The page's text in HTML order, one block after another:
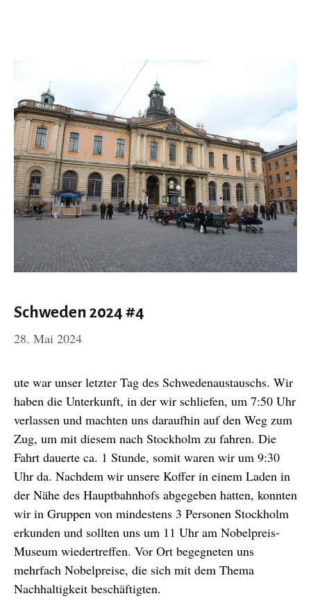
Schweden 2024 #4
28. Mai 2024
ute war unser letzter Tag des Schwedenaustauschs. Wir
haben die Unterkunft, in der wir schliefen, um 7:50 Uhr
verlassen und machten uns daraufhin auf den Weg zum
Zug, um mit diesem nach Stockholm zu fahren. Die
Fahrt dauerte ca. 1 Stunde, somit waren wir um 9:30
Uhr da. Nachdem wir unsere Koffer in einem Laden in
der Nähe des Hauptbahnhofs abgegeben hatten, konnten
wir in Gruppen von mindestens 3 Personen Stockholm
erkunden und sollten uns um 11 Uhr am Nobelpreis-
Museum wiedertreffen. Vor Ort begegneten uns
mehrfach Nobelpreise, die sich mit dem Thema
Nachhaltigkeit beschäftigten.